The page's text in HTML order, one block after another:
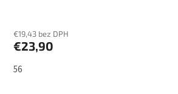
€19,43 bez DPH
€23,90
56